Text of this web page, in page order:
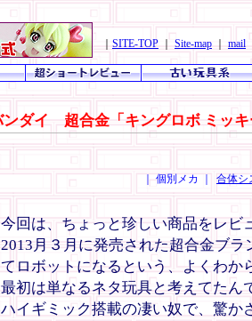
SITE-TOP Site-map mail
ダイ 超合金「キングロボ ミッキ
｜ 個別メカ ｜ 合体シ
は、ちょっと珍しい商品をレビ
月３月に発売された超合金ブラ
てロボットになるという、よくわ
初は単なるネタ玩具と考えてたん
イギミック搭載の凄い奴で、驚か